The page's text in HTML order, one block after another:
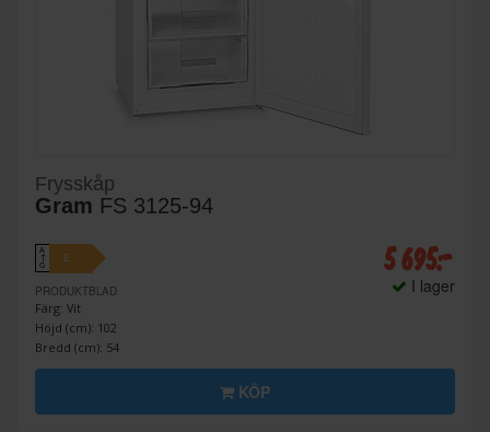
Frysskåp
Gram FS 3125-94
A
↑
G
E
PRODUKTBLAD
Färg: Vit
Höjd (cm): 102
Bredd (cm): 54
5 695:-
I lager
KÖP